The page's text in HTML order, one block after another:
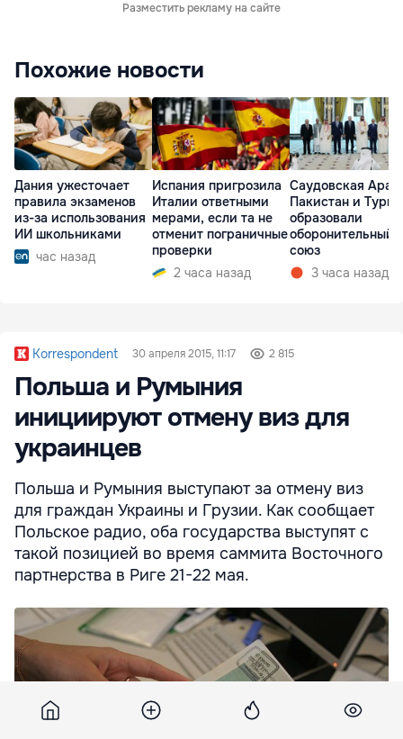
Разместить рекламу на сайте
Похожие новости
Дания ужесточает
правила экзаменов
из-за использования
ИИ школьниками
час назад
Испания пригрозила
Италии ответными
мерами, если та не
отменит пограничные
проверки
2 часа назад
Саудовская
Пакистан и
образовали
оборонительный
союз
3 часа назад
Korrespondent 30 апреля 2015, 11:17 2 815
Польша и Румыния
инициируют отмену виз для
украинцев
Польша и Румыния выступают за отмену виз
для граждан Украины и Грузии. Как сообщает
Польское радио, оба государства выступят с
такой позицией во время саммита Восточного
партнерства в Риге 21-22 мая.